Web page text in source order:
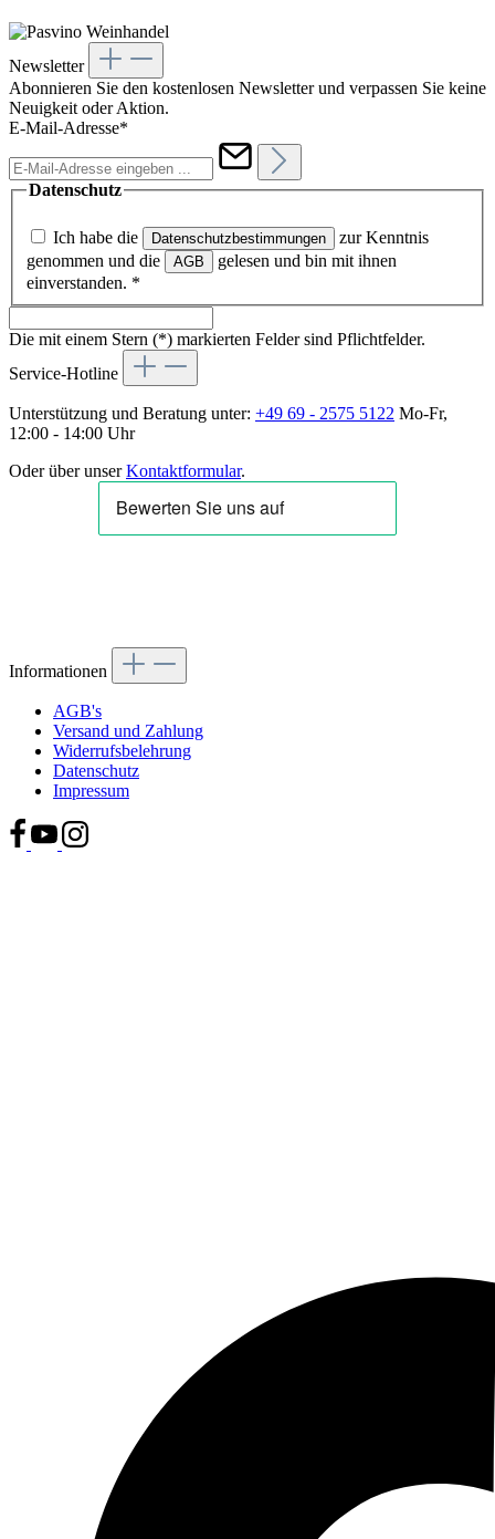
Newsletter
Abonnieren Sie den kostenlosen Newsletter und verpassen Sie keine
Neuigkeit oder Aktion.
E-Mail-Adresse*
Datenschutz
Ich habe die Datenschutzbestimmungen
zur Kenntnis
genommen und die
AGB
gelesen und bin mit ihnen
einverstanden. *
Die mit einem Stern (*) markierten Felder sind Pflichtfelder.
Service-Hotline
Unterstützung und Beratung unter: +49 69 - 2575 5122 Mo-Fr,
12:00 - 14:00 Uhr
Oder über unserKontaktformular.
Informationen
AGB's
Versand und Zahlung
Widerrufsbelehrung
Datenschutz
Impressum